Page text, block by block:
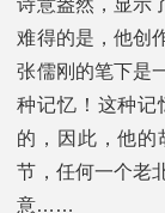
诗意盎然，显示
难得的是，他创
张儒刚的笔下是
种记忆！这种记
的，因此，他的
节，任何一个老
意……